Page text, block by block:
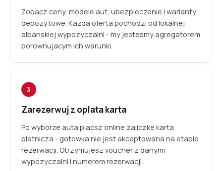
Zobacz ceny, modele aut, ubezpieczenie i warianty
depozytowe. Kazda oferta pochodzi od lokalnej
albanskiej wypozyczalni - my jestesmy agregatorem
porownujacym ich warunki.
3
Zarezerwuj z oplata karta
Po wyborze auta placsz online zaliczke karta
platnicza - gotowka nie jest akceptowana na etapie
rezerwacji. Otrzymujesz voucher z danymi
wypozyczalni i numerem rezerwacji.